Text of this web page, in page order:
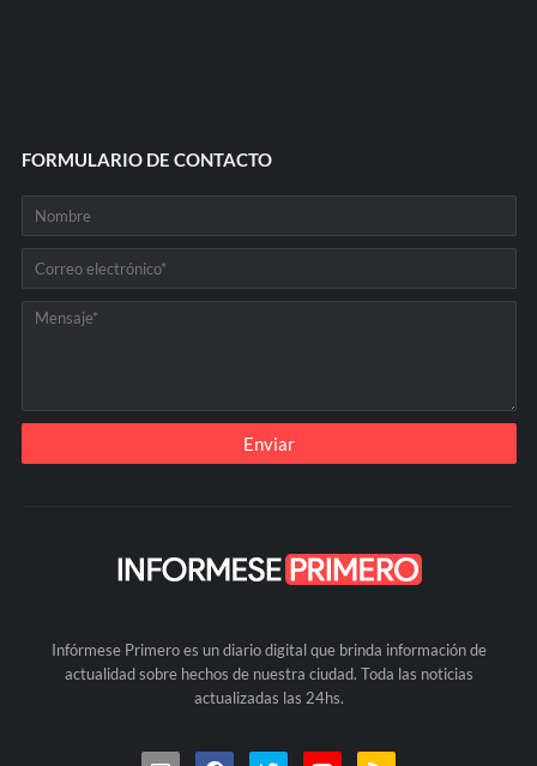
FORMULARIO DE CONTACTO
Infórmese Primero es un diario digital que brinda información de
actualidad sobre hechos de nuestra ciudad. Toda las noticias
actualizadas las 24hs.